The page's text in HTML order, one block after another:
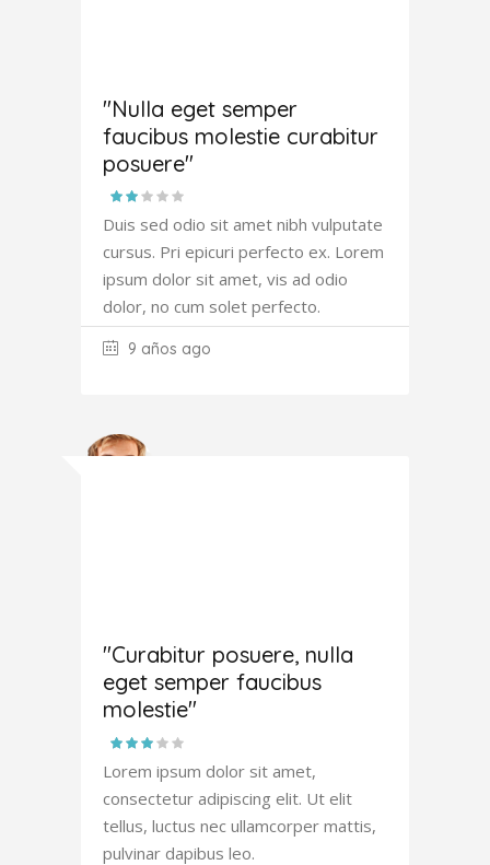
"Nulla eget semper
faucibus molestie curabitur
posuere"
Duis sed odio sit amet nibh vulputate
cursus. Pri epicuri perfecto ex. Lorem
ipsum dolor sit amet, vis ad odio
dolor, no cum solet perfecto.
9 años ago
"Curabitur posuere, nulla
eget semper faucibus
molestie"
Lorem ipsum dolor sit amet,
consectetur adipiscing elit. Ut elit
tellus, luctus nec ullamcorper mattis,
pulvinar dapibus leo.